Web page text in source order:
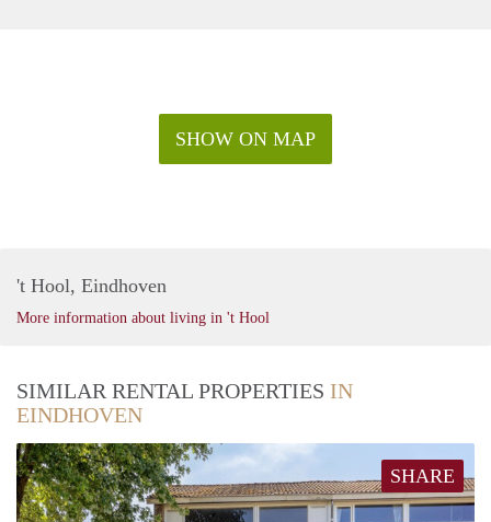
SHOW ON MAP
't Hool, Eindhoven
More information about living in 't Hool
SIMILAR RENTAL PROPERTIES IN
EINDHOVEN
SHARE